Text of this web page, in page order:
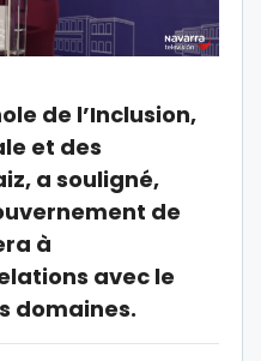
de l’Inclusion,
et des
a souligné,
de
à
avec le
domaines.